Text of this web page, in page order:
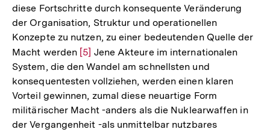
diese Fortschritte durch konsequente Veränderung
der Organisation, Struktur und operationellen
Konzepte zu nutzen, zu einer bedeutenden Quelle der
Macht werden Zur
Auflösung
der
Fußnote
[5] Jene Akteure im internationalen
System, die den Wandel am schnellsten und
konsequentesten vollziehen, werden einen klaren
Vorteil gewinnen, zumal diese neuartige Form
militärischer Macht -anders als die Nuklearwaffen in
der Vergangenheit -als unmittelbar nutzbares